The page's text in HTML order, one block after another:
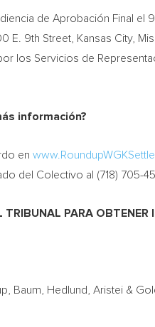
de Aprobación Final
E. 9th Street,
Kansas City,
los Servicios de
información?
en
del Colectivo al (718) 705-
TRIBUNAL PARA
Baum, Hedlund, Aristei &